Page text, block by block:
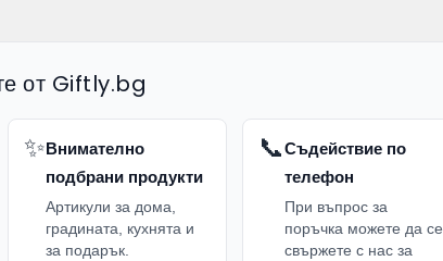
от Giftly.bg
✨Внимателно
подбрани продукти
Артикули за дома,
градината, кухнята и
за подарък.
📞Съдействие по
телефон
При въпрос за
поръчка можете да се
свържете с нас за